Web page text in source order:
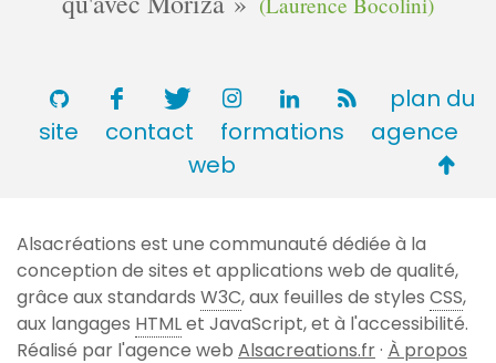
plan du
site
contact formations
agence
web
de
page
Alsacréations est une communauté dédiée à la
conception de sites et applications web de qualité,
grâce aux standards W3C, aux feuilles de styles CSS,
aux langages HTMLet JavaScript, et à l'accessibilité.
Réalisé par l'agence web Alsacreations.fr· À propos